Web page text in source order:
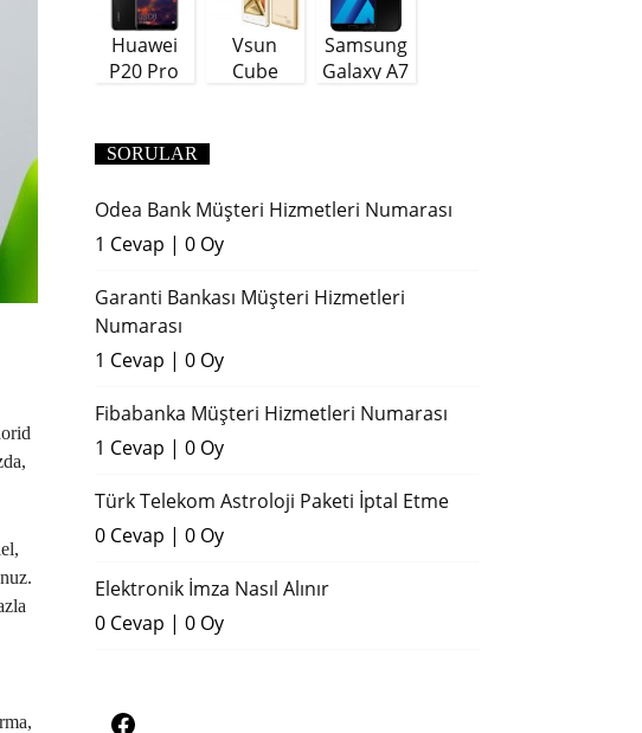
Huawei
P20 Pro
Vsun
Cube
Samsung
Galaxy A7
SORULAR
Odea Bank Müşteri Hizmetleri Numarası
1 Cevap | 0 Oy
Garanti Bankası Müşteri Hizmetleri
Numarası
1 Cevap | 0 Oy
Fibabanka Müşteri Hizmetleri Numarası
1 Cevap | 0 Oy
Türk Telekom Astroloji Paketi İptal Etme
0 Cevap | 0 Oy
Elektronik İmza Nasıl Alınır
0 Cevap | 0 Oy